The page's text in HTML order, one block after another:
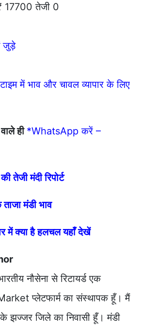
17700 तेजी 0
जुड़े
में भाव और चावल व्यापार के लिए
ही *WhatsApp करें –
तेजी मंदी रिपोर्ट
मंडी भाव
में क्या है हलचल यहाँ देखें
नौसेना से रिटायर्ड एक
प्लेटफार्म का संस्थापक हूँ। मैं
झज्जर जिले का निवासी हूँ। मंडी